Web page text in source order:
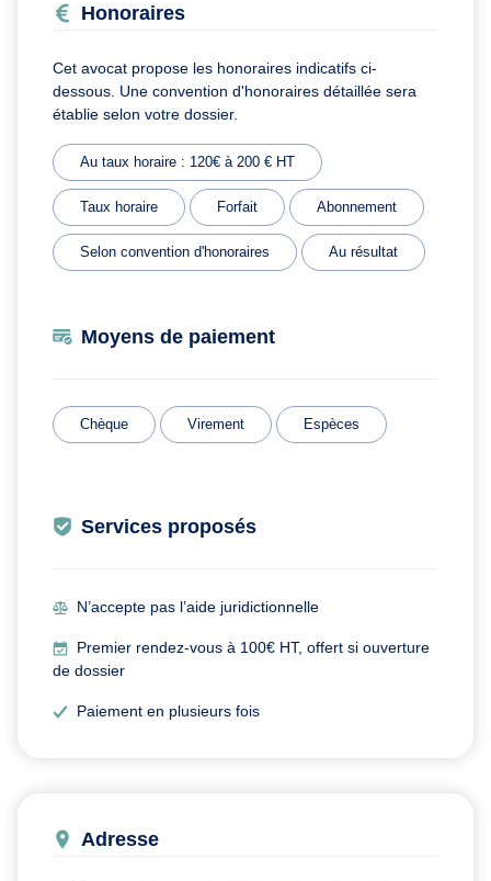
Honoraires
Cet avocat propose les honoraires indicatifs ci-
dessous. Une convention d'honoraires détaillée sera
établie selon votre dossier.
Au taux horaire : 120€ à 200 € HT
Taux horaire Forfait Abonnement
Selon convention d'honoraires Au résultat
Moyens de paiement
Chèque Virement Espèces
Services proposés
N’accepte pas l’aide juridictionnelle
Premier rendez-vous à 100€ HT, offert si ouverture
de dossier
Paiement en plusieurs fois
Adresse